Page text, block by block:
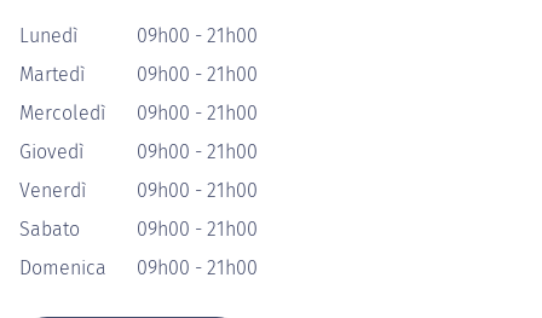
Lunedì
09h00 - 21h00
Martedì
09h00 - 21h00
Mercoledì
09h00 - 21h00
Giovedì
09h00 - 21h00
Venerdì
09h00 - 21h00
Sabato
09h00 - 21h00
Domenica
09h00 - 21h00